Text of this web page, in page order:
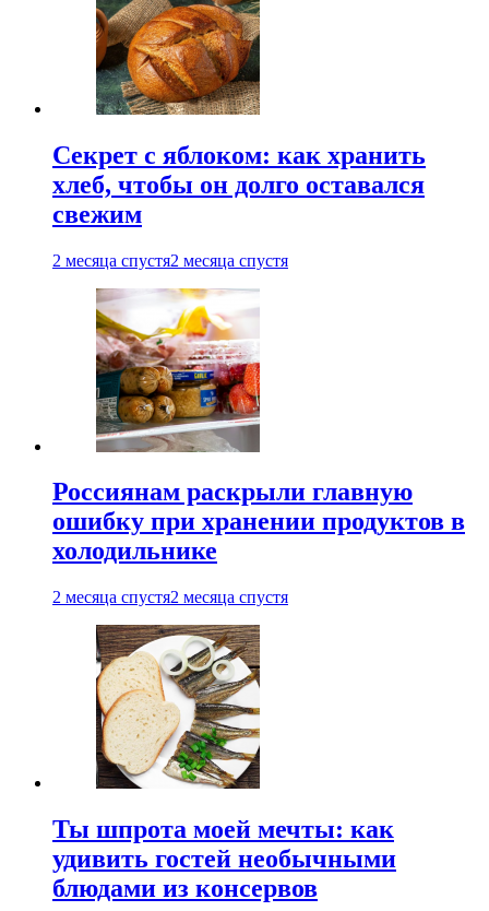
Секрет с яблоком: как хранить
хлеб, чтобы он долго оставался
свежим
2 месяца спустя2 месяца спустя
Россиянам раскрыли главную
ошибку при хранении продуктов в
холодильнике
2 месяца спустя2 месяца спустя
Ты шпрота моей мечты: как
удивить гостей необычными
блюдами из консервов